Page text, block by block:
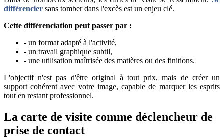
différencier sans tomber dans l'excès est un enjeu clé.
Cette différenciation peut passer par :
- un format adapté à l'activité,
- un travail graphique subtil,
- une utilisation maîtrisée des matières ou des finitions.
L'objectif n'est pas d'être original à tout prix, mais de créer un
support cohérent avec votre image, capable de marquer les esprits
tout en restant professionnel.
La carte de visite comme déclencheur de
prise de contact